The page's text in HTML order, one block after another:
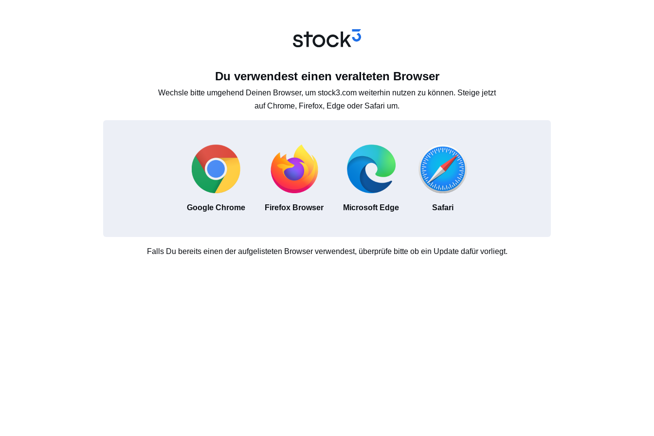
Du verwendest einen veralteten Browser
Wechsle bitte umgehend Deinen Browser, um stock3.com weiterhin nutzen zu können. Steige jetzt
auf Chrome, Firefox, Edge oder Safari um.
Google Chrome Firefox Browser Microsoft Edge Safari
Falls Du bereits einen der aufgelisteten Browser verwendest, überprüfe bitte ob ein Update dafür vorliegt.